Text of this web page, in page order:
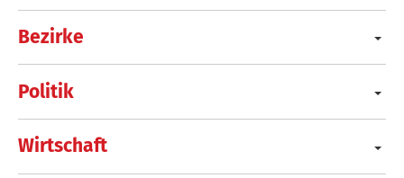
Bezirke
Politik
Wirtschaft